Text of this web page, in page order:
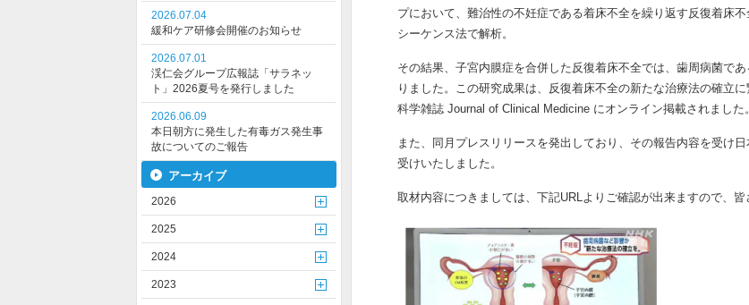
プにおいて、難治性の不妊症である着床不全を繰り返す反復着床
シーケンス法で解析。
その結果、子宮内膜症を合併した反復着床不全では、歯周病菌で
りました。この研究成果は、反復着床不全の新たな治療法の確立
科学雑誌 Journal of Clinical Medicine にオンライン掲載されました。
また、同月プレスリリースを発出しており、その報告内容を受け
受けいたしました。
取材内容につきましては、下記URLよりご確認が出来ますので、皆
2026.07.04
緩和ケア研修会開催のお知らせ
2026.07.01
渓仁会グループ広報誌「サラネッ
ト」2026夏号を発行しました
2026.06.09
本日朝方に発生した有毒ガス発生事
故についてのご報告
アーカイブ
2026
2025
2024
2023